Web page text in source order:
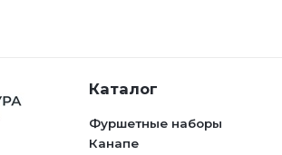
Каталог
Фуршетные наборы
Канапе